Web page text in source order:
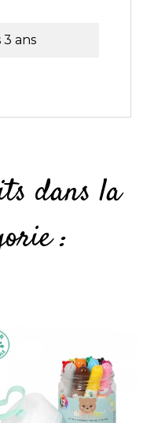
3 ans
dans la
: